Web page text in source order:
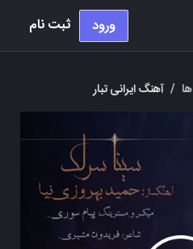
ورود ثبت نام
/ آهنگ ایرانی تبار